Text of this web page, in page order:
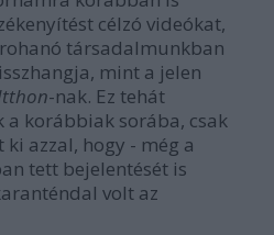
célzó videókat,
társadalmunkban
mint a jelen
-nak. Ez tehát
korábbiak sorába, csak
azzal, hogy - még a
tett bejelentését is
volt az